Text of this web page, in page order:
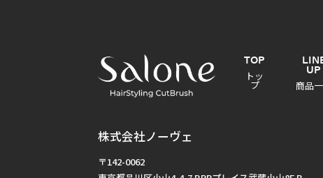
TOP
トッ
プ
UP
商品
株式会社ノーヴェ
〒142-0062